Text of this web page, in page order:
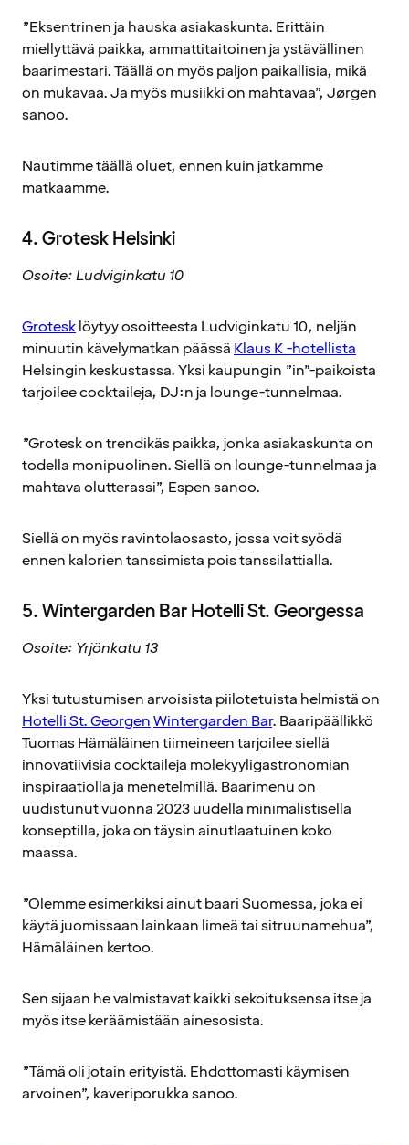
”Eksentrinen ja hauska asiakaskunta. Erittäin
miellyttävä paikka, ammattitaitoinen ja ystävällinen
baarimestari. Täällä on myös paljon paikallisia, mikä
on mukavaa. Ja myös musiikki on mahtavaa”, Jørgen
sanoo.
Nautimme täällä oluet, ennen kuin jatkamme
matkaamme.
4. Grotesk Helsinki
Osoite: Ludviginkatu 10
Grotesklöytyy osoitteesta Ludviginkatu 10, neljän
minuutin kävelymatkan päässä Klaus K -hotellista
Helsingin keskustassa. Yksi kaupungin ”in”-paikoista
tarjoilee cocktaileja, DJ:n ja lounge-tunnelmaa.
”Grotesk on trendikäs paikka, jonka asiakaskunta on
todella monipuolinen. Siellä on lounge-tunnelmaa ja
mahtava olutterassi”, Espen sanoo.
Siellä on myös ravintolaosasto, jossa voit syödä
ennen kalorien tanssimista pois tanssilattialla.
5. Wintergarden Bar Hotelli St. Georgessa
Osoite: Yrjönkatu 13
Yksi tutustumisen arvoisista piilotetuista helmistä on
Hotelli St. GeorgenWintergarden Bar. Baaripäällikkö
Tuomas Hämäläinen tiimeineen tarjoilee siellä
innovatiivisia cocktaileja molekyyligastronomian
inspiraatiolla ja menetelmillä. Baarimenu on
uudistunut vuonna 2023 uudella minimalistisella
konseptilla, joka on täysin ainutlaatuinen koko
maassa.
”Olemme esimerkiksi ainut baari Suomessa, joka ei
käytä juomissaan lainkaan limeä tai sitruunamehua”,
Hämäläinen kertoo.
Sen sijaan he valmistavat kaikki sekoituksensa itse ja
myös itse keräämistään ainesosista.
”Tämä oli jotain erityistä. Ehdottomasti käymisen
arvoinen”, kaveriporukka sanoo.